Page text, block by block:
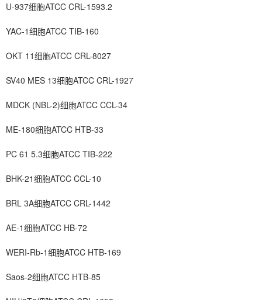
U-937细胞ATCC CRL-1593.2
YAC-1细胞ATCC TIB-160
OKT 11细胞ATCC CRL-8027
SV40 MES 13细胞ATCC CRL-1927
MDCK (NBL-2)细胞ATCC CCL-34
ME-180细胞ATCC HTB-33
PC 61 5.3细胞ATCC TIB-222
BHK-21细胞ATCC CCL-10
BRL 3A细胞ATCC CRL-1442
AE-1细胞ATCC HB-72
WERI-Rb-1细胞ATCC HTB-169
Saos-2细胞ATCC HTB-85